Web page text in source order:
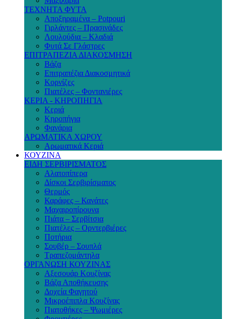
ΤΕΧΝΗΤΑ ΦΥΤΑ
Αποξηραμένα – Potpouri
Γιρλάντες – Πρασινάδες
Λουλούδια – Κλαδιά
Φυτά Σε Γλάστρες
ΕΠΙΤΡΑΠΕΖΙΑ ΔΙΑΚΟΣΜΗΣΗ
Βάζα
Επιτραπέζια Διακοσμητικά
Κορνίζες
Πιατέλες – Φοντανιέρες
ΚΕΡΙΑ - ΚΗΡΟΠΗΓΙΑ
Κεριά
Κηροπήγια
Φανάρια
ΑΡΩΜΑΤΙΚΑ ΧΩΡΟΥ
Αρωματικά Κεριά
ΚΟΥΖΙΝΑ
ΕΙΔΗ ΣΕΡΒΙΡΙΣΜΑΤΟΣ
Αλατοπίπερα
Δίσκοι Σερβιρίσματος
Θερμός
Καράφες – Κανάτες
Μαχαιροπίρουνα
Πιάτα – Σερβίτσια
Πιατέλες – Ορντερβιέρες
Ποτήρια
Σουβέρ – Σουπλά
Τραπεζομάντηλα
ΟΡΓΑΝΩΣΗ ΚΟΥΖΙΝΑΣ
Αξεσουάρ Κουζίνας
Βάζα Αποθήκευσης
Δοχεία Φαγητού
Μικροέπιπλα Κουζίνας
Πιατοθήκες – Ψωμιέρες